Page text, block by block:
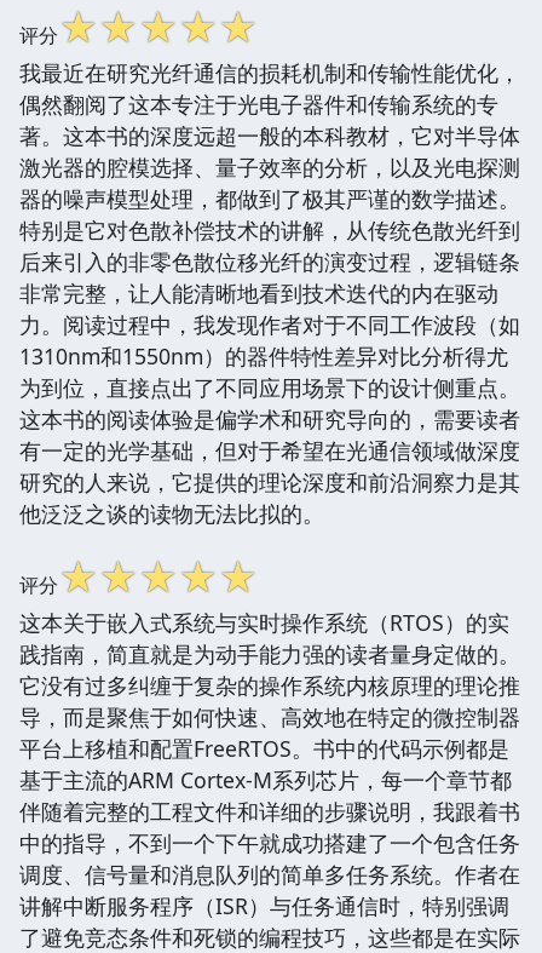
评分☆☆☆☆☆
我最近在研究光纤通信的损耗机制和传输性能优化，
偶然翻阅了这本专注于光电子器件和传输系统的专
著。这本书的深度远超一般的本科教材，它对半导体
激光器的腔模选择、量子效率的分析，以及光电探测
器的噪声模型处理，都做到了极其严谨的数学描述。
特别是它对色散补偿技术的讲解，从传统色散光纤到
后来引入的非零色散位移光纤的演变过程，逻辑链条
非常完整，让人能清晰地看到技术迭代的内在驱动
力。阅读过程中，我发现作者对于不同工作波段（如
1310nm和1550nm）的器件特性差异对比分析得尤
为到位，直接点出了不同应用场景下的设计侧重点。
这本书的阅读体验是偏学术和研究导向的，需要读者
有一定的光学基础，但对于希望在光通信领域做深度
研究的人来说，它提供的理论深度和前沿洞察力是其
他泛泛之谈的读物无法比拟的。
评分☆☆☆☆☆
这本关于嵌入式系统与实时操作系统（RTOS）的实
践指南，简直就是为动手能力强的读者量身定做的。
它没有过多纠缠于复杂的操作系统内核原理的理论推
导，而是聚焦于如何快速、高效地在特定的微控制器
平台上移植和配置FreeRTOS。书中的代码示例都是
基于主流的ARM Cortex-M系列芯片，每一个章节都
伴随着完整的工程文件和详细的步骤说明，我跟着书
中的指导，不到一个下午就成功搭建了一个包含任务
调度、信号量和消息队列的简单多任务系统。作者在
讲解中断服务程序（ISR）与任务通信时，特别强调
了避免竞态条件和死锁的编程技巧，这些都是在实际